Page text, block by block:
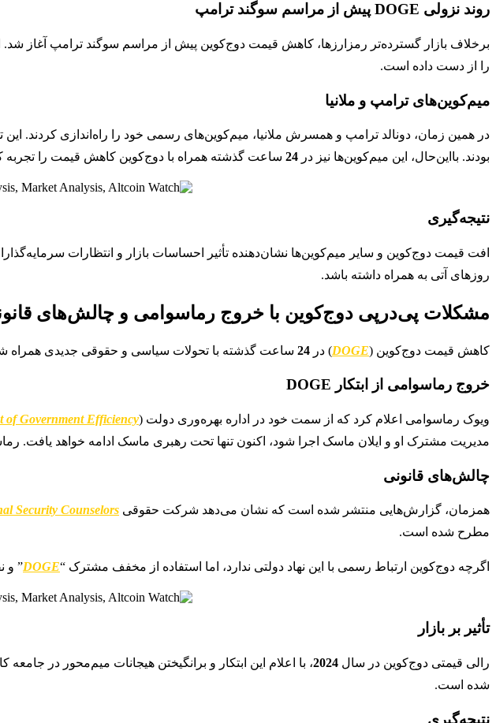
روند نزولی DOGE پیش از مراسم سوگند ترامپ
برخلاف بازار گسترده‌تر رمزارزها، کاهش قیمت دوج‌کوین پیش از مراسم سوگند ترامپ آغاز شد.
را از دست داده است.
میم‌کوین‌های ترامپ و ملانیا
در همین زمان، دونالد ترامپ و همسرش ملانیا، میم‌کوین‌های رسمی خود را راه‌اندازی کردند. این
بودند. بااین‌حال، این میم‌کوین‌ها نیز در 24 ساعت گذشته همراه با دوج‌کوین کاهش قیمت را تجربه
نتیجه‌گیری
افت قیمت دوج‌کوین و سایر میم‌کوین‌ها نشان‌دهنده تأثیر احساسات بازار و انتظارات
روزهای آتی به همراه داشته باشد.
مشکلات پی‌درپی دوج‌کوین با خروج رماسوامی و چالش‌های
کاهش قیمت دوج‌کوین (DOGE) در 24 ساعت گذشته با تحولات سیاسی و حقوقی جدیدی همراه
خروج رماسوامی از ابتکار DOGE
ویوک رماسوامی اعلام کرد که از سمت خود در اداره بهره‌وری دولت (of Government Efficiency
مدیریت مشترک او و ایلان ماسک اجرا شود، اکنون تنها تحت رهبری ماسک ادامه خواهد یافت.
چالش‌های قانونی
همزمان، گزارش‌هایی منتشر شده است که نشان می‌دهد شرکت حقوقی Security Counselors
مطرح شده است.
اگرچه دوج‌کوین ارتباط رسمی با این نهاد دولتی ندارد، اما استفاده از مخفف مشترک “DOGE” و
تأثیر بر بازار
رالی قیمتی دوج‌کوین در سال 2024، با اعلام این ابتکار و برانگیختن هیجانات میم‌محور در
شده است.
نتیجه‌گیری